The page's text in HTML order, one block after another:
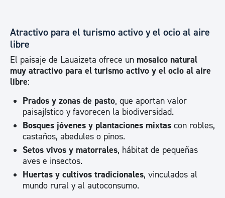
Atractivo para el turismo activo y el ocio al aire
libre
El paisaje de Lauaizeta ofrece un mosaico natural
muy atractivo para el turismo activo y el ocio al aire
libre:
Prados y zonas de pasto, que aportan valor
paisajístico y favorecen la biodiversidad.
Bosques jóvenes y plantaciones mixtas con robles,
castaños, abedules o pinos.
Setos vivos y matorrales, hábitat de pequeñas
aves e insectos.
Huertas y cultivos tradicionales, vinculados al
mundo rural y al autoconsumo.